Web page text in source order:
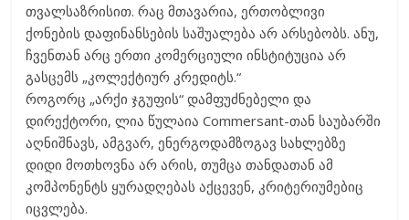
თვალსაზრისით. რაც მთავარია, ერთობლივი
ქონების დაფინანსების საშუალება არ არსებობს. ანუ,
ჩვენთან არც ერთი კომერციული ინსტიტუცია არ
გასცემს „კოლექტიურ კრედიტს.“
როგორც „არქი ჯგუფის“ დამფუძნებელი და
დირექტორი, ლია წულაია Commersant-თან საუბარში
აღნიშნავს, ამგვარ, ენერგოდამზოგავ სახლებზე
დიდი მოთხოვნა არ არის, თუმცა თანდათან ამ
კომპონენტს ყურადღებას აქცევენ, კრიტერიუმებიც
იცვლება.